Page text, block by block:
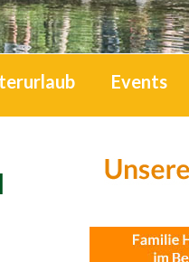
Events